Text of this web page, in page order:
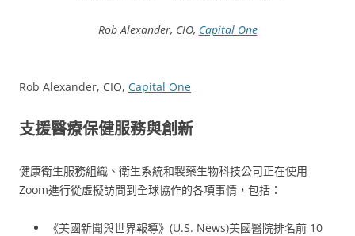
Rob Alexander, CIO, Capital One
Rob Alexander, CIO, Capital One
支援醫療保健服務與創新
健康衛生服務組織、衛生系統和製藥生物科技公司正在使用
Zoom進行從虛擬訪問到全球協作的各項事情，包括：
《美國新聞與世界報導》(U.S. News)美國醫院排名前 10